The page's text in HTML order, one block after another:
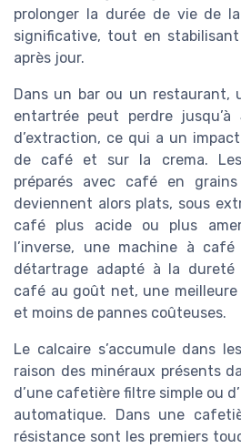
prolonger la durée de vie de
significative, tout en
après jour.
Dans un bar ou un restaurant,
entartrée peut perdre
d’extraction, ce qui a un
de café et sur la crema.
préparés avec café en
deviennent alors plats, sous
café plus acide ou plus
l’inverse, une machine à
détartrage adapté à la dureté
café au goût net, une
et moins de pannes coûteuses.
Le calcaire s’accumule dans
raison des minéraux présents
d’une cafetière filtre simple ou
automatique. Dans une
résistance sont les premiers